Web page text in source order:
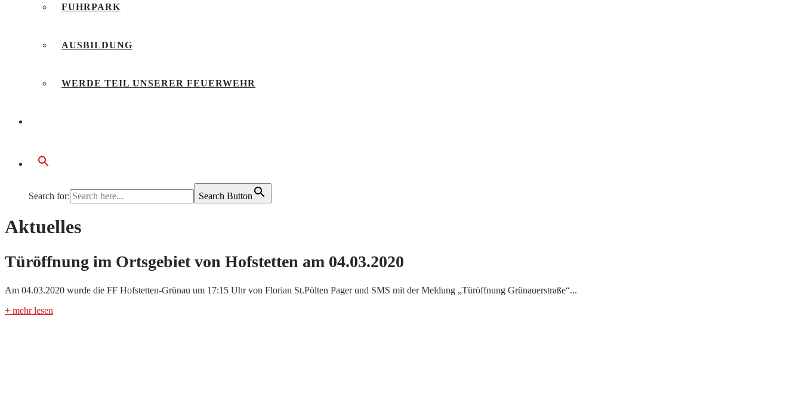
FUHRPARK
AUSBILDUNG
WERDE TEIL UNSERER FEUERWEHR
Search for: Search Button
Aktuelles
Türöffnung im Ortsgebiet von Hofstetten am 04.03.2020
Am 04.03.2020 wurde die FF Hofstetten-Grünau um 17:15 Uhr von Florian St.Pölten Pager und SMS mit der Meldung „Türöffnung Grünauerstraße“...
+ mehr lesen